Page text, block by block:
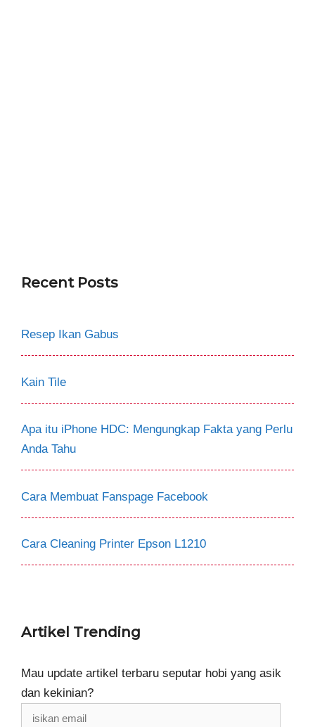
Recent Posts
Resep Ikan Gabus
Kain Tile
Apa itu iPhone HDC: Mengungkap Fakta yang Perlu
Anda Tahu
Cara Membuat Fanspage Facebook
Cara Cleaning Printer Epson L1210
Artikel Trending
Mau update artikel terbaru seputar hobi yang asik
dan kekinian?
isikan